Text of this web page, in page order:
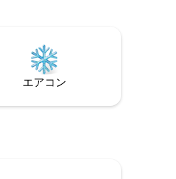
んだりしましょう。 息
を望む2つのオフィスス
トワークに最適です。
て、元気を取り戻し、
エアコン